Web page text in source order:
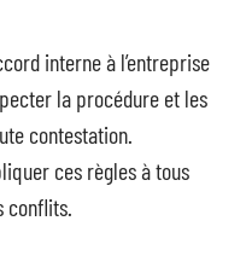
interne à l’entreprise
la procédure et les
contestation.
ces règles à tous
conflits.